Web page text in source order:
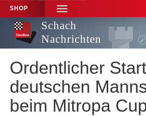
SHOP
TOGGLE
NAVIGATION
Schach
Nachrichten
Ordentlicher
deutschen
beim Mitropa